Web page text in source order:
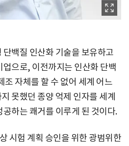
백질 인산화 기술을 보유하고
으로, 이전까지는 인산화 단백
조 자체를 할 수 없어 세계 어느
못했던 종양 억제 인자를 세계
하는 쾌거를 이루게 된 것이다.
시험 계획 승인을 위한 광범위한